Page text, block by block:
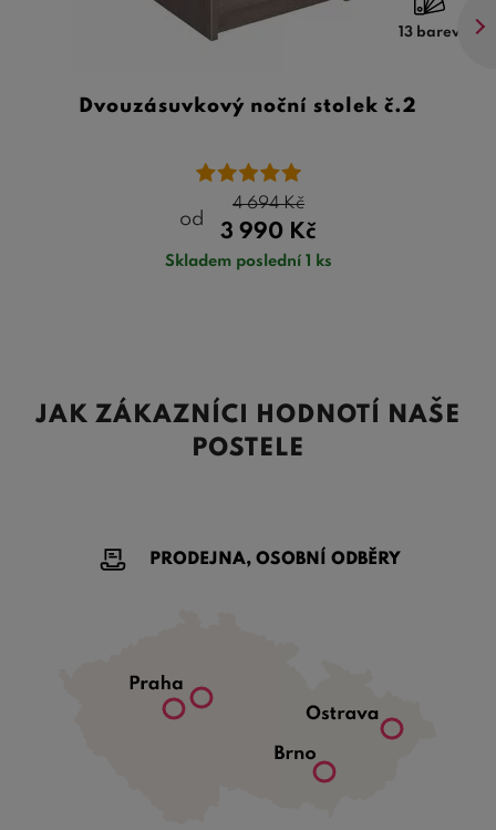
13 barev
Dvouzásuvkový noční stolek č.2
od
3 990 Kč
4 694Kč
Skladem poslední 1 ks
JAK ZÁKAZNÍCI HODNOTÍ NAŠE
POSTELE
PRODEJNA, OSOBNÍ ODBĚRY